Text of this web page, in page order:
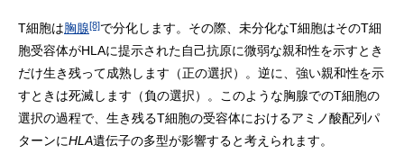
T細胞は胸腺[8]で分化します。その際、未分化なT細胞はそのT細
胞受容体がHLAに提示された自己抗原に微弱な親和性を示すとき
だけ生き残って成熟します（正の選択）。逆に、強い親和性を示
すときは死滅します（負の選択）。このような胸腺でのT細胞の
選択の過程で、生き残るT細胞の受容体におけるアミノ酸配列パ
ターンにHLA遺伝子の多型が影響すると考えられます。